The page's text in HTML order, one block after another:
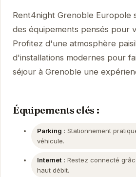
Rent4night Grenoble Europole
des équipements pensés pour
Profitez d'une atmosphère
d'installations modernes pour
séjour à Grenoble une
Équipements clés :
Parking : Stationnement
véhicule.
Internet : Restez connecté
haut débit.